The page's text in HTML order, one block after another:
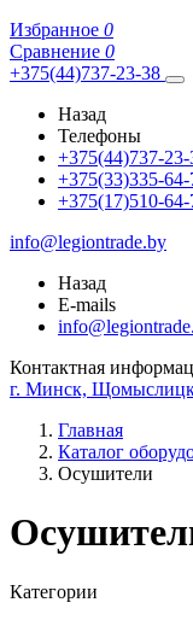
Избранное 0
Сравнение 0
+375(44)737-23-38
Назад
Телефоны
+375(44)737-23-
+375(33)335-64-
+375(17)510-64-
info@legiontrade.by
Назад
E-mails
Контактная
г. Минск,
Главная
Каталог
Осушители
Категории